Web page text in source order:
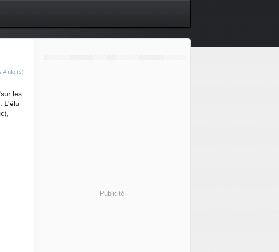
#Info (s)
les
L'élu
Publicité